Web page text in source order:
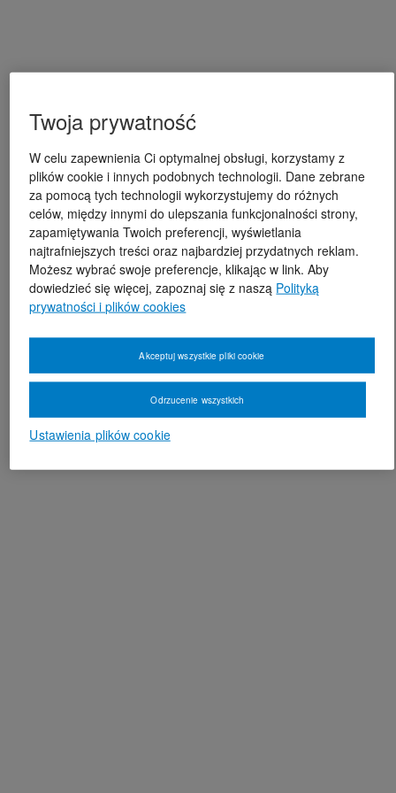
Twoja prywatność
W celu zapewnienia Ci optymalnej obsługi, korzystamy z
plików cookie i innych podobnych technologii. Dane zebrane
za pomocą tych technologii wykorzystujemy do różnych
celów, między innymi do ulepszania funkcjonalności strony,
zapamiętywania Twoich preferencji, wyświetlania
najtrafniejszych treści oraz najbardziej przydatnych reklam.
Możesz wybrać swoje preferencje, klikając w link. Aby
dowiedzieć się więcej, zapoznaj się z naszą Polityką
prywatności i plików cookies
Ustawienia plików cookie
Odrzucenie wszystkich
Akceptuj wszystkie pliki cookie